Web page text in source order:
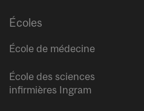
Écoles
École de médecine
École des sciences
infirmières Ingram